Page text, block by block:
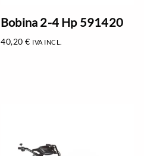
Bobina 2-4 Hp 591420
40,20 € IVA INCL.